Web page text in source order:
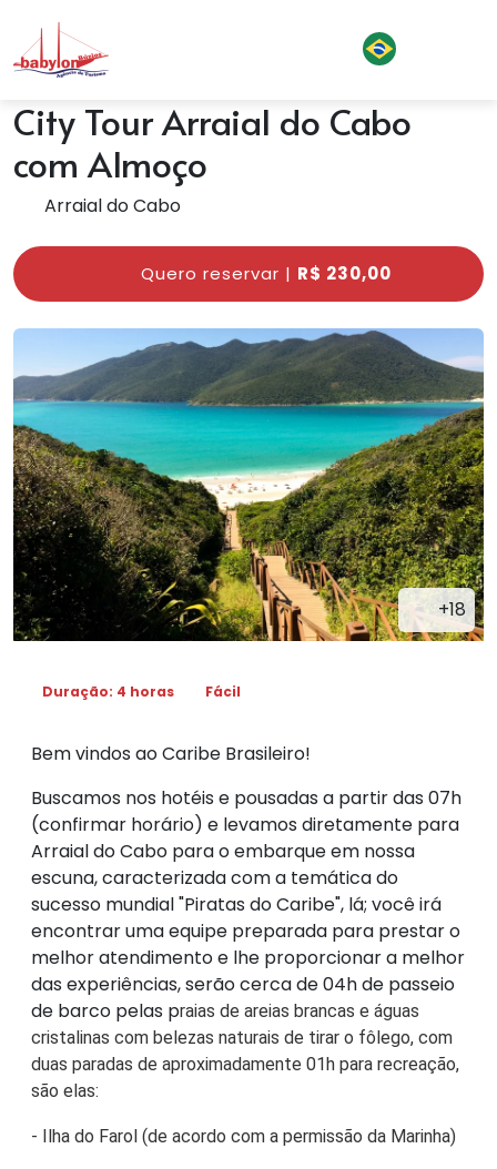
City Tour Arraial do Cabo
com Almoço
Arraial do Cabo
Quero reservar | R$ 230,00
+18
Duração: 4 horas Fácil
Bem vindos ao Caribe Brasileiro!
Buscamos nos hotéis e pousadas a partir das 07h
(confirmar horário) e levamos diretamente para
Arraial do Cabo para o embarque em nossa
escuna, caracterizada com a temática do
sucesso mundial "Piratas do Caribe", lá; você irá
encontrar uma equipe preparada para prestar o
melhor atendimento e lhe proporcionar a melhor
das experiências, serão cerca de 04h de passeio
de barco pelas praias de areias brancas e águas
cristalinas com belezas naturais de tirar o fôlego, com
duas paradas de aproximadamente 01h para recreação,
são elas:
- Ilha do Farol (de acordo com a permissão da Marinha)